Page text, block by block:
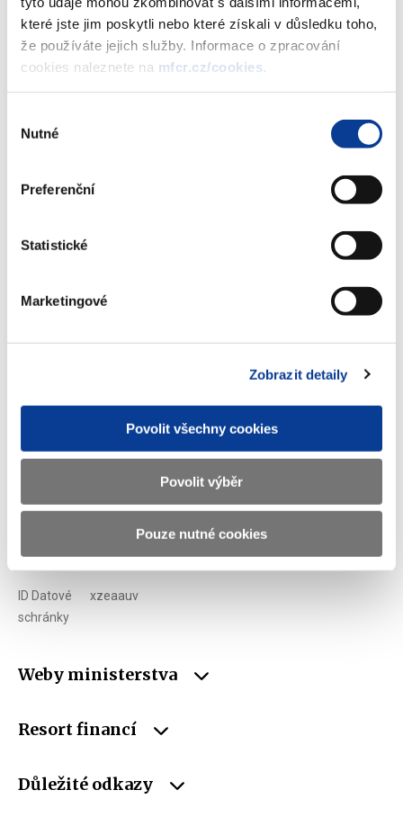
které jste jim poskytli nebo které získali v důsledku toho,
že používáte jejich služby. Informace o zpracování
cookies naleznete na mfcr.cz/cookies
souhlasu
Nutné
Preferenční
Statistické
Marketingové
Zobrazit detaily
Povolit všechny cookies
Povolit výběr
Pouze nutné cookies
nevyplacenou výhru – PALATINO a.s.
(337 kB)
Doporučeno320 ×
Letenská 15, 118 10 Praha
Telefon +420 257 041 111
podatelna@mf.gov.cz
00006947
DIČ CZ00006947
ID Datové
schránky
xzeaauv
Weby ministerstva
Resort financí
Důležité odkazy